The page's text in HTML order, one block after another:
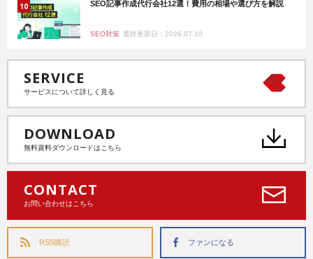
SEO記事作成代行会社12選！費用の相場や選び方を解説
SEO対策 最終更新日：2026.07.10
SERVICE
サービスについて詳しく見る
DOWNLOAD
無料資料ダウンロードはこちら
CONTACT
お問い合わせはこちら
RSS購読 ファンになる